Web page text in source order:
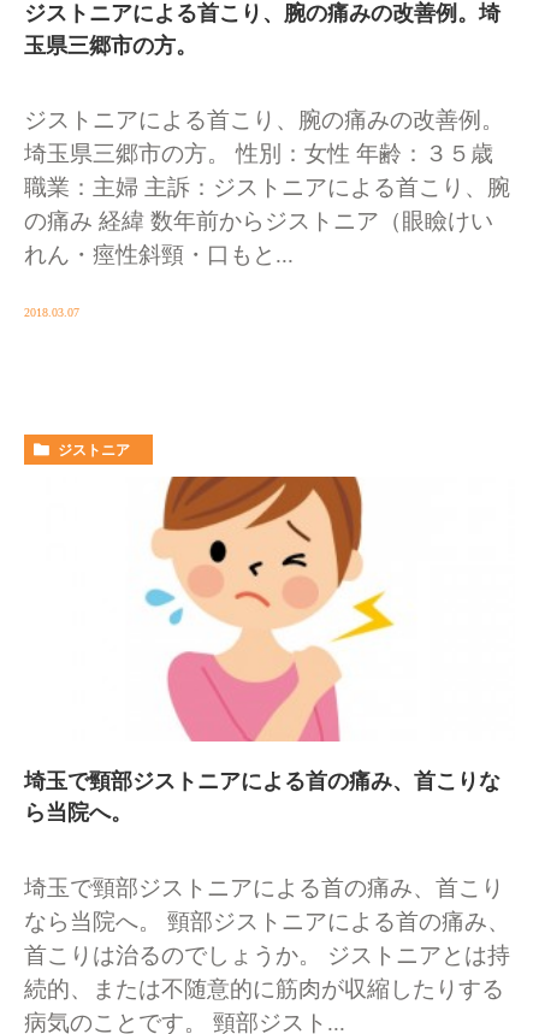
ジストニアによる首こり、腕の痛みの改善例。埼
玉県三郷市の方。
ジストニアによる首こり、腕の痛みの改善例。
埼玉県三郷市の方。 性別：女性 年齢：３５歳
職業：主婦 主訴：ジストニアによる首こり、腕
の痛み 経緯 数年前からジストニア（眼瞼けい
れん・痙性斜頸・口もと...
2018.03.07
ジストニア
埼玉で頸部ジストニアによる首の痛み、首こりな
ら当院へ。
埼玉で頸部ジストニアによる首の痛み、首こり
なら当院へ。 頸部ジストニアによる首の痛み、
首こりは治るのでしょうか。 ジストニアとは持
続的、または不随意的に筋肉が収縮したりする
病気のことです。 頸部ジスト...